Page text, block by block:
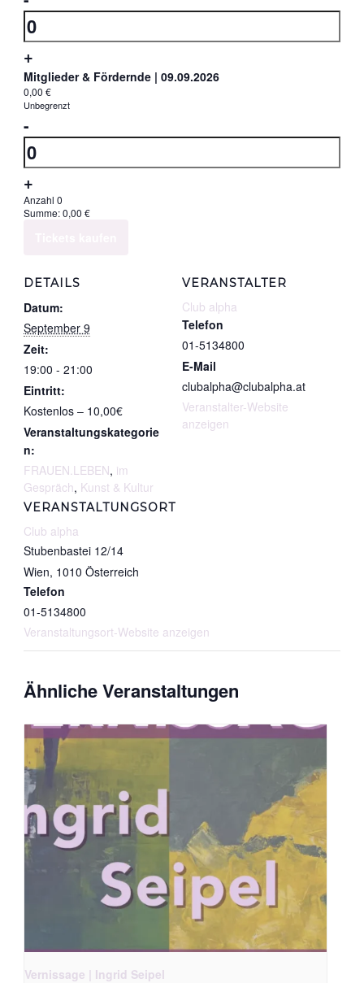
DETAILS
Datum:
September 9
Zeit:
19:00 - 21:00
Eintritt:
Kostenlos – 10,00€
Veranstaltungskategorie
n:
FRAUEN.LEBEN, im
Gespräch, Kunst & Kultur
VERANSTALTUNGSORT
Club alpha
Stubenbastei 12/14
Wien, 1010 Österreich
Telefon
01-5134800
Veranstaltungsort-Website anzeigen
VERANSTALTER
Club alpha
Telefon
01-5134800
E-Mail
clubalpha@clubalpha.at
Veranstalter-Website
anzeigen
der
Ticketanzahl
für
Standard
|
09.09.2026
Anzahl
Erhöhe
die
Ticketsanzahl
für
Standard
|
09.09.2026
+
Mitglieder & Fördernde | 09.09.2026
0,00 €
Unbegrenzt
Verringern
der
Ticketanzahl
für
Mitglieder
|
09.09.2026
-
Anzahl
Erhöhe
die
Mitglieder
&
Fördernde
|
09.09.2026
+
Anzahl 0
Summe:0,00 €
Ähnliche Veranstaltungen
Vernissage | Ingrid Seipel